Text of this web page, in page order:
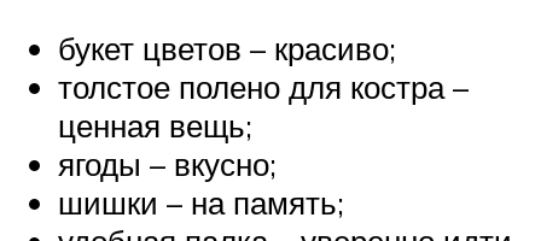
букет цветов – красиво;
толстое полено для костра –
ценная вещь;
ягоды – вкусно;
шишки – на память;